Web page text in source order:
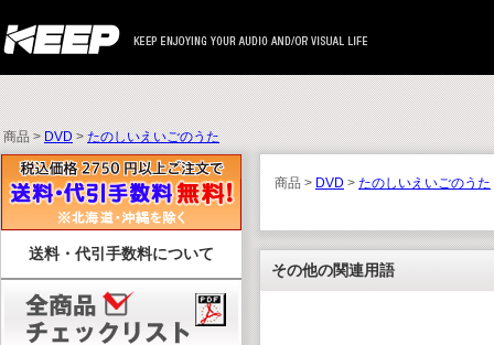
商品 >DVD>たのしいえいごのうた
送料・代引手数料について
商品 > DVD > たのしいえいごのうた
その他の関連用語